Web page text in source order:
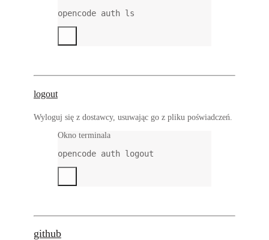
opencode auth ls
logout
Wyloguj się z dostawcy, usuwając go z pliku poświadczeń.
Okno terminala
opencode auth logout
github